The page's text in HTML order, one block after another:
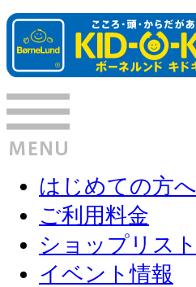
はじめての方へ
ご利用料金
ショップリスト
イベント情報